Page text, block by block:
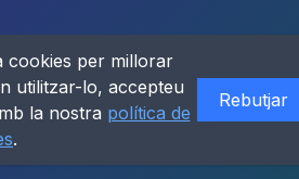
cookies per millorar
utilitzar-lo, accepteu
la nostra política de
.
Rebutjar